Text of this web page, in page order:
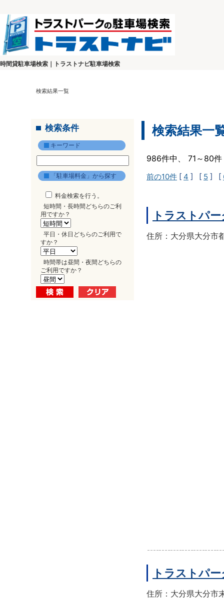
時間貸駐車場検索｜トラストナビ駐車場検索
検索結果一覧
検索条件
キーワード
「駐車場料金」から探す
料金検索を行う。
短時間・長時間どちらのご利
用ですか？
平日・休日どちらのご利用で
すか？
時間帯は昼間・夜間どちらの
ご利用ですか？
検索結果一
986件中、 71～80
前の10件 [ 4 ] [ 5 ] [
トラストパ
住所：大分県大分市
トラストパ
住所：大分県大分市